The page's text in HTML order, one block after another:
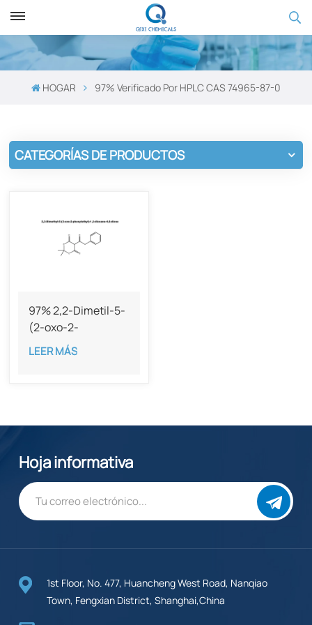
HOGAR 97% Verificado Por HPLC CAS 74965-87-0
CATEGORÍAS DE PRODUCTOS
97% 2,2-Dimetil-5-
(2-oxo-2-
feniletil)-1,3-
dioxano-4,6-diona
LEER MÁS
Hoja informativa
1st Floor, No. 477, Huancheng West Road, Nanqiao
Town, Fengxian District, Shanghai,China